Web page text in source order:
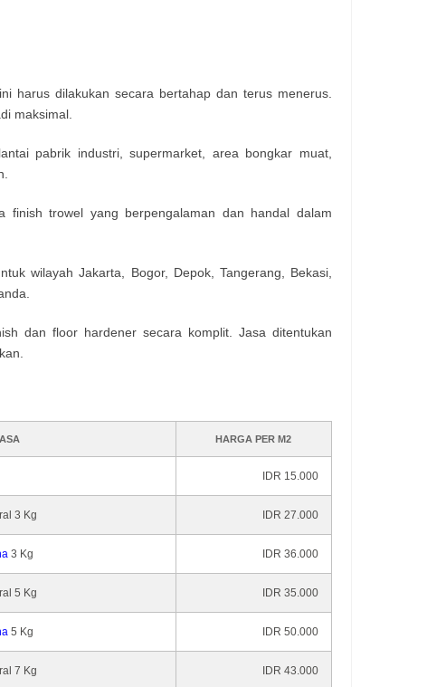
harus dilakukan secara bertahap dan terus menerus.
maksimal.
pabrik industri, supermarket, area bongkar muat,
finish trowel yang berpengalaman dan handal dalam
wilayah Jakarta, Bogor, Depok, Tangerang, Bekasi,
dan floor hardener secara komplit. Jasa ditentukan
HARGA PER M2
IDR 15.000
3 Kg IDR 27.000
3 Kg IDR 36.000
5 Kg IDR 35.000
5 Kg IDR 50.000
7 Kg IDR 43.000